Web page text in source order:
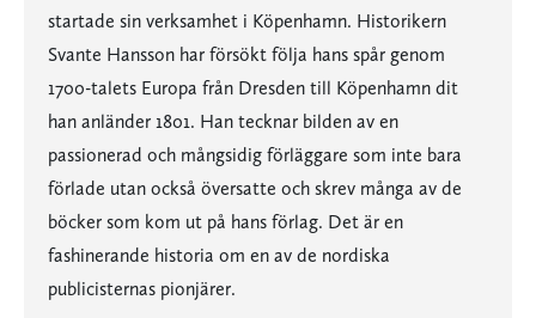
startade sin verksamhet i Köpenhamn. Historikern
Svante Hansson har försökt följa hans spår genom
1700-talets Europa från Dresden till Köpenhamn dit
han anländer 1801. Han tecknar bilden av en
passionerad och mångsidig förläggare som inte bara
förlade utan också översatte och skrev många av de
böcker som kom ut på hans förlag. Det är en
fashinerande historia om en av de nordiska
publicisternas pionjärer.